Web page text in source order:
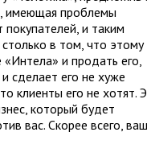
имеющая проблемы
и таким
в том, что этому
и продать его,
сделает его не хуже
клиенты его не хотят.
который будет
вас. Скорее всего, ваш